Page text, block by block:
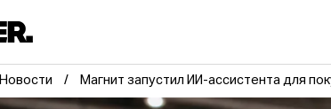
Новости Магнит запустил ИИ-ассистента для